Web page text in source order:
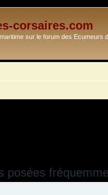
corsaires.com
sur le forum des Ecumeurs
posées